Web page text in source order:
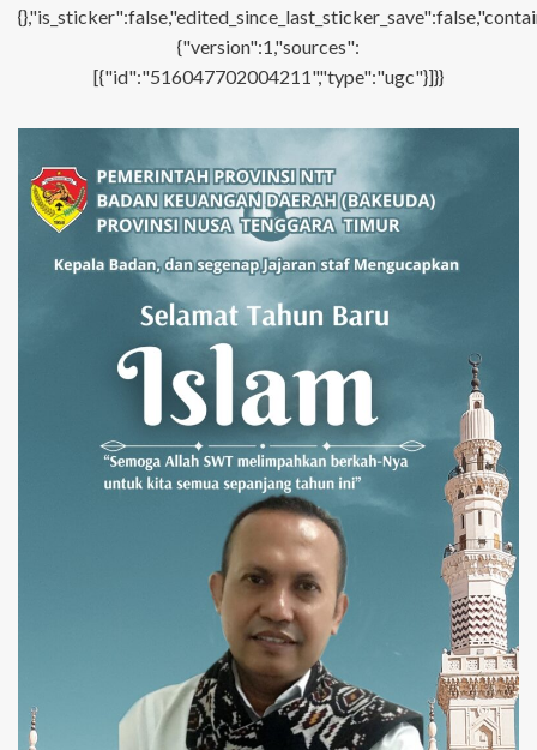
{"version":1,"sources":
[{"id":"516047702004211","type":"ugc"}]}}